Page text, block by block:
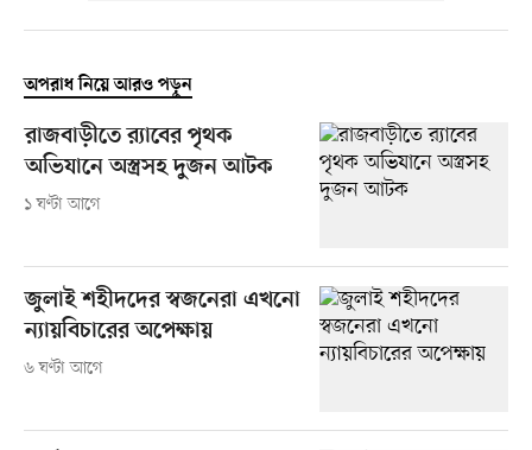
অপরাধ নিয়ে আরও পড়ুন
রাজবাড়ীতে র‍্যাবের পৃথক
অভিযানে অস্ত্রসহ দুজন আটক
১ ঘণ্টা আগে
জুলাই শহীদদের স্বজনেরা এখনো
ন্যায়বিচারের অপেক্ষায়
৬ ঘণ্টা আগে